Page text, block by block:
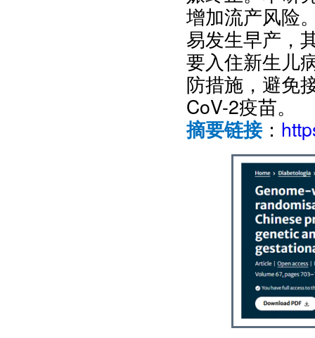
增加流产风险
易发生早产，
要入住新生儿
防措施，避免
CoV-2疫苗。
摘要链接：